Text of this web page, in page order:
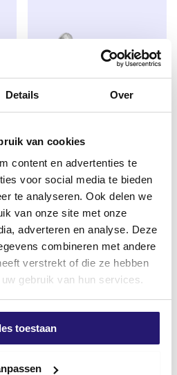
Details Over
van cookies
content en advertenties te
voor social media te bieden
te analyseren. Ook delen we
van onze site met onze
adverteren en analyse. Deze
combineren met andere
verstrekt of die ze hebben
gebruik van hun services.
toestaan
is bovendien
beschadigingen, wat zorgt
als RVS
twee keer zo sterk
het indraaien minimaal
hoge belasting. Daarmee
zowel de professional als de
aan de bit zitten, ideaal
hoofd of met één hand.
4,0×45 AR-Coating Deeldraad
TX-20 200 stuks
€10,36
excl. BTW:€ 8,56